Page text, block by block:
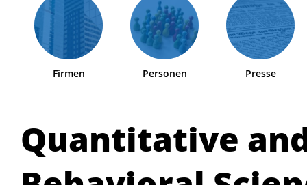
Firmen Personen Presse
Quantitative